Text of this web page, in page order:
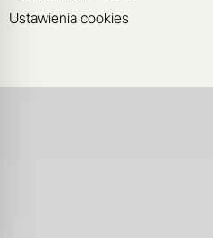
Ustawienia cookies